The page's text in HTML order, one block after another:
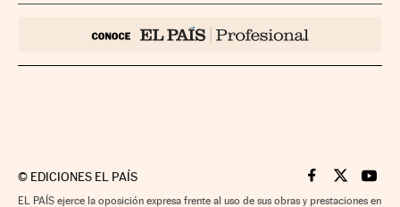
© EDICIONES EL PAÍS Cinco Días en
Cinco Días
Cinco
EL PAÍS ejerce la oposición expresa frente al uso de sus obras y prestaciones en